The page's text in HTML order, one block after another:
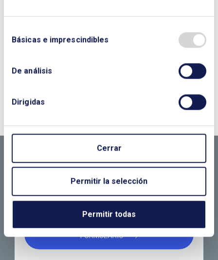
Básicas e imprescindibles
De análisis
Dirigidas
Cerrar
Permitir la selección
Permitir todas
CONTÁCTANOS SI
NECESITAS MÁS
INFORMACIÓN
FORMULARIO